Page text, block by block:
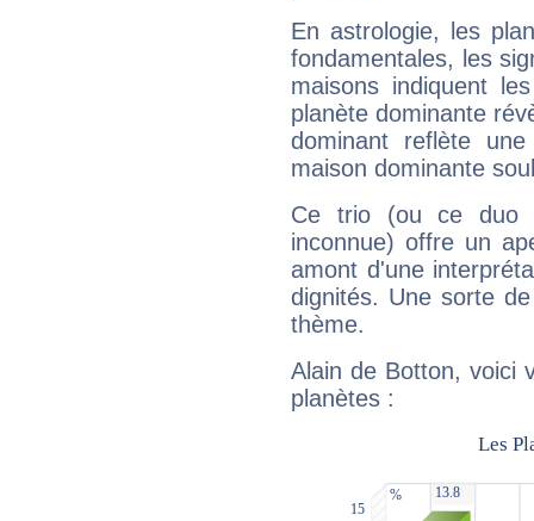
En astrologie, les
fondamentales, les
maisons indiquent
planète dominante
dominant reflète
maison dominante
Ce trio (ou ce duo
inconnue) offre un
amont d'une
dignités. Une sorte
thème.
Alain de Botton, voici
planètes :